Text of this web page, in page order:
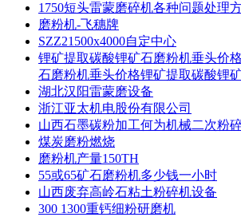
1750短头雷蒙磨碎机各种问题处理
磨粉机-飞穗牌
SZZ21500x4000自定中心
锂矿提取碳酸锂矿石磨粉机垂头价
石磨粉机垂头价格锂矿提取碳酸锂
湖北汉阳雷蒙磨设备
浙江亚太机电股份有限公司
山西石墨碳粉加工何为机械二次粉
煤炭磨粉燃烧
磨粉机产量150TH
55或65矿石磨粉机多少钱一小时
山西废弃高岭石粘土粉碎机设备
300 1300重钙细粉研磨机